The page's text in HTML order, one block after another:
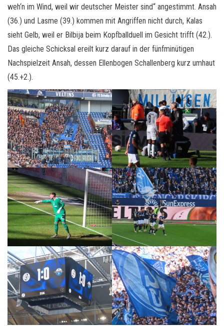
weh‘n im Wind, weil wir deutscher Meister sind“ angestimmt. Ansah
(36.) und Lasme (39.) kommen mit Angriffen nicht durch, Kalas
sieht Gelb, weil er Bilbija beim Kopfballduell im Gesicht trifft (42.).
Das gleiche Schicksal ereilt kurz darauf in der fünfminütigen
Nachspielzeit Ansah, dessen Ellenbogen Schallenberg kurz umhaut
(45.+2.).